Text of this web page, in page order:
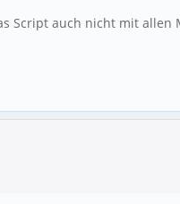
Script auch nicht mit